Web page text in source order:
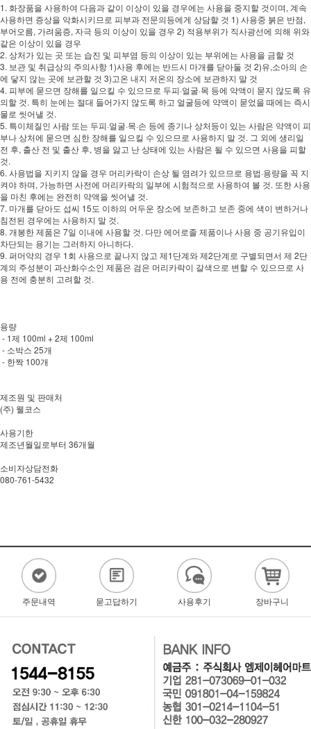
1. 화장품을 사용하여 다음과 같이 이상이 있을 경우에는 사용을 중지할 것이며, 계속
사용하면 증상을 악화시키므로 피부과 전문의등에게 상담할 것 1) 사용중 붉은 반점,
부어오름, 가려움증, 자극 등의 이상이 있을 경우 2) 적용부위가 직사광선에 의해 위와
같은 이상이 있을 경우
2. 상처가 있는 곳 또는 습진 및 피부염 등의 이상이 있는 부위에는 사용을 금할 것
3. 보관 및 취급상의 주의사항 1)사용 후에는 반드시 마개를 닫아둘 것 2)유,소아의 손
에 닿지 않는 곳에 보관할 것 3)고온 내지 저온의 장소에 보관하지 말 것
4. 피부에 묻으면 장해를 일으킬 수 있으므로 두피·얼굴·목 등에 약액이 묻지 않도록 유
의할 것. 특히 눈에는 절대 들어가지 않도록 하고 얼굴등에 약액이 묻었을 때에는 즉시
물로 씻어낼 것.
5. 특이체질인 사람 또는 두피·얼굴·목·손 등에 종기나 상처등이 있는 사람은 약액이 피
부나 상처에 묻으면 심한 장해를 일으킬 수 있으므로 사용하지 말 것. 그 외에 생리일
전 후, 출산 전 및 출산 후, 병을 앓고 난 상태에 있는 사람은 될 수 있으면 사용을 피할
것.
6. 사용법을 지키지 않을 경우 머리카락이 손상 될 염려가 있으므로 용법·용량을 꼭 지
켜야 하며, 가능하면 사전에 머리카락의 일부에 시험적으로 사용하여 볼 것. 또한 사용
을 마친 후에는 완전히 약액을 씻어낼 것.
7. 마개를 닫아도 섭씨 15도 이하의 어두운 장소에 보존하고 보존 중에 색이 변하거나
침전된 경우에는 사용하지 말 것.
8. 개봉한 제품은 7일 이내에 사용할 것. 다만 에어로졸 제품이나 사용 중 공기유입이
차단되는 용기는 그러하지 아니하다.
9. 퍼머약의 경우 1회 사용으로 끝나지 않고 제1단계와 제2단계로 구별되면서 제 2단
계의 주성분이 과산화수소인 제품은 검은 머리카락이 갈색으로 변할 수 있으므로 사
용 전에 충분히 고려할 것.
용량
- 1제 100ml + 2제 100ml
- 소박스 25개
- 한짝 100개
제조원 및 판매처
(주) 웰코스
사용기한
제조년월일로부터 36개월
소비자상담전화
080-761-5432
주문내역 묻고답하기 사용후기 장바구니